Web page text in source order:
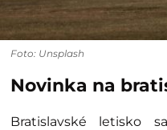
Foto: Unsplash
Novinka na
Bratislavské letisko